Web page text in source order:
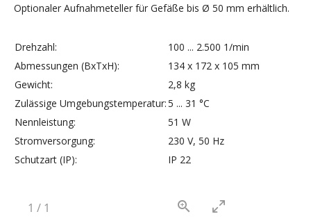
Optionaler Aufnahmeteller für Gefäße bis Ø 50 mm erhältlich.
Drehzahl:
100 ... 2.500 1/min
Abmessungen (BxTxH):
134 x 172 x 105 mm
Gewicht:
2,8 kg
Zulässige Umgebungstemperatur:5 ... 31 °C
Nennleistung:
51 W
Stromversorgung:
230 V, 50 Hz
Schutzart (IP):
IP 22
1 / 1